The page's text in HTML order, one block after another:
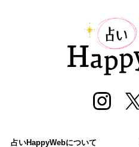
占いHappyWebについて